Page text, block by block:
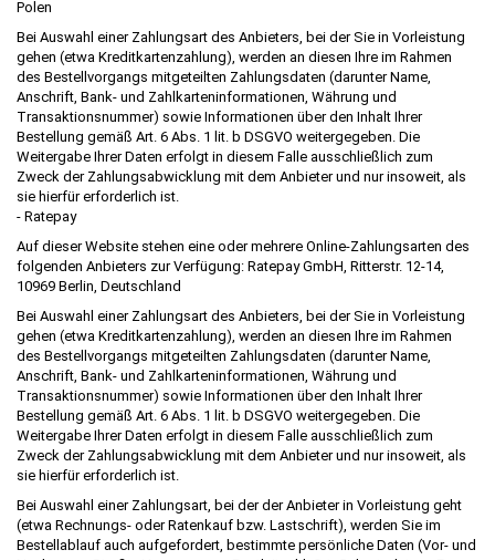
Polen
Bei Auswahl einer Zahlungsart des Anbieters, bei der Sie in Vorleistung
gehen (etwa Kreditkartenzahlung), werden an diesen Ihre im Rahmen
des Bestellvorgangs mitgeteilten Zahlungsdaten (darunter Name,
Anschrift, Bank- und Zahlkarteninformationen, Währung und
Transaktionsnummer) sowie Informationen über den Inhalt Ihrer
Bestellung gemäß Art. 6 Abs. 1 lit. b DSGVO weitergegeben. Die
Weitergabe Ihrer Daten erfolgt in diesem Falle ausschließlich zum
Zweck der Zahlungsabwicklung mit dem Anbieter und nur insoweit, als
sie hierfür erforderlich ist.
- Ratepay
Auf dieser Website stehen eine oder mehrere Online-Zahlungsarten des
folgenden Anbieters zur Verfügung: Ratepay GmbH, Ritterstr. 12-14,
10969 Berlin, Deutschland
Bei Auswahl einer Zahlungsart des Anbieters, bei der Sie in Vorleistung
gehen (etwa Kreditkartenzahlung), werden an diesen Ihre im Rahmen
des Bestellvorgangs mitgeteilten Zahlungsdaten (darunter Name,
Anschrift, Bank- und Zahlkarteninformationen, Währung und
Transaktionsnummer) sowie Informationen über den Inhalt Ihrer
Bestellung gemäß Art. 6 Abs. 1 lit. b DSGVO weitergegeben. Die
Weitergabe Ihrer Daten erfolgt in diesem Falle ausschließlich zum
Zweck der Zahlungsabwicklung mit dem Anbieter und nur insoweit, als
sie hierfür erforderlich ist.
Bei Auswahl einer Zahlungsart, bei der der Anbieter in Vorleistung geht
(etwa Rechnungs- oder Ratenkauf bzw. Lastschrift), werden Sie im
Bestellablauf auch aufgefordert, bestimmte persönliche Daten (Vor- und